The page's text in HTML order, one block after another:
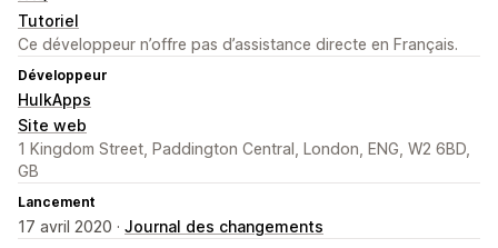
Tutoriel
Ce développeur n’offre pas d’assistance directe en Français.
Développeur
HulkApps
Site web
1 Kingdom Street, Paddington Central, London, ENG, W2 6BD,
GB
Lancement
17 avril 2020 · Journal des changements